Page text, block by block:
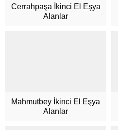
Cerrahpaşa İkinci El Eşya
Alanlar
Mahmutbey İkinci El Eşya
Alanlar
Müşteri Hizmetleri